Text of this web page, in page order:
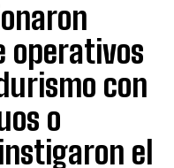
operativos
con
o
el